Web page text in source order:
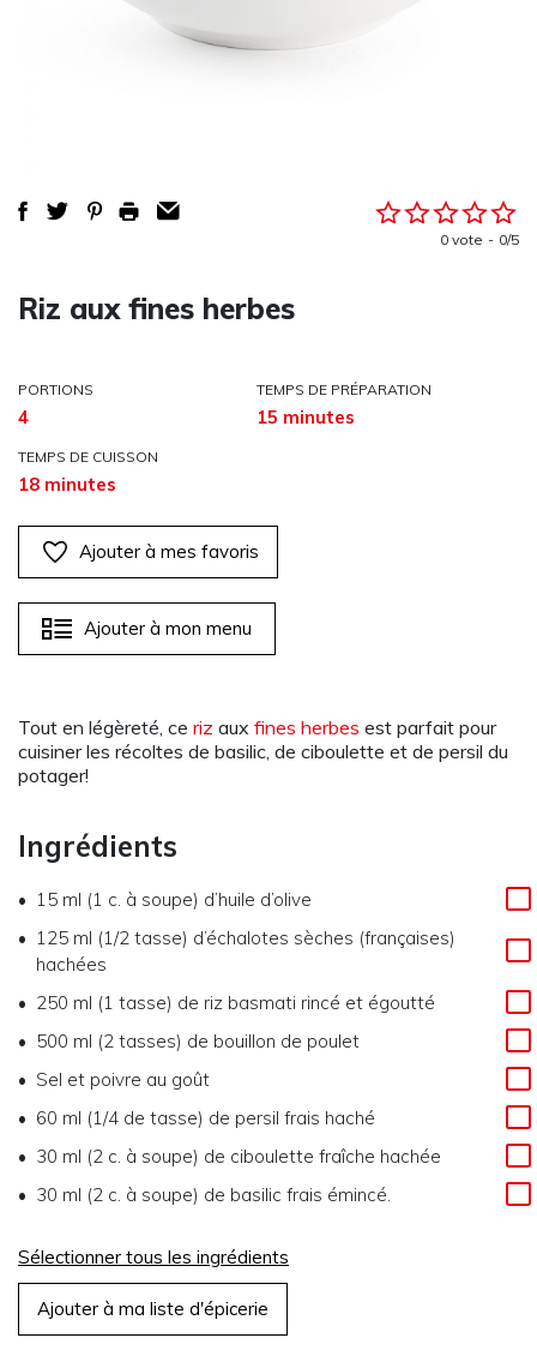
0 vote 0/5
Riz aux fines herbes
PORTIONS
4
TEMPS DE PRÉPARATION
15 minutes
TEMPS DE CUISSON
18 minutes
Ajouter à mes favoris
Ajouter à mon menu
Tout en légèreté, ce riz aux fines herbes est parfait pour
cuisiner les récoltes de basilic, de ciboulette et de persil du
potager!
Ingrédients
15 ml (1 c. à soupe) d’huile d’olive
125 ml (1/2 tasse) d’échalotes sèches (françaises)
hachées
250 ml (1 tasse) de riz basmati rincé et égoutté
500 ml (2 tasses) de bouillon de poulet
Sel et poivre au goût
60 ml (1/4 de tasse) de persil frais haché
30 ml (2 c. à soupe) de ciboulette fraîche hachée
30 ml (2 c. à soupe) de basilic frais émincé.
Sélectionner tous les ingrédients
Ajouter à ma liste d'épicerie